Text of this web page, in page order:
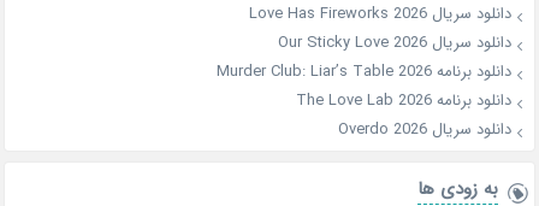
دانلود سریال Love Has Fireworks 2026
دانلود سریال Our Sticky Love 2026
دانلود برنامه Murder Club: Liar’s Table 2026
دانلود برنامه The Love Lab 2026
دانلود سریال Overdo 2026
به زودی ها